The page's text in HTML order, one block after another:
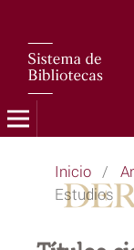
Inicio /
Estudios